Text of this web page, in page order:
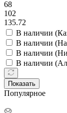
68
102
135.72
В наличии
В наличии
В наличии
В наличии
Показать
Популярное